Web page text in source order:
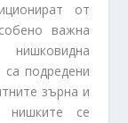
от
важна
нишковидна
подредени
зърна и
се